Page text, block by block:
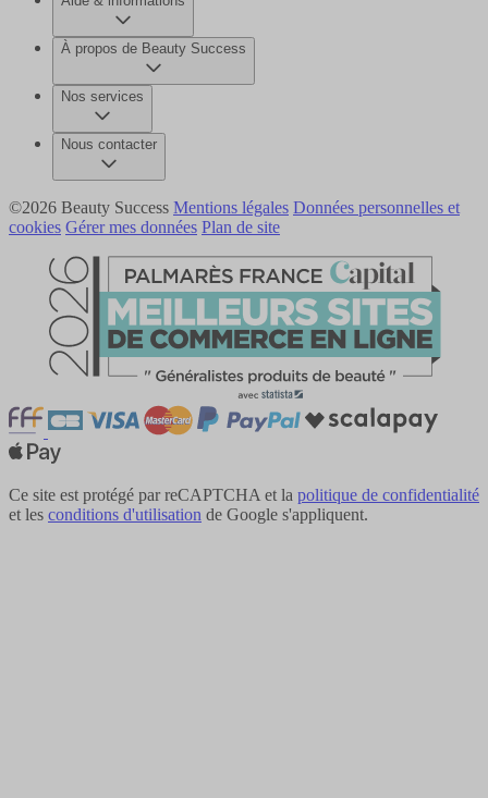
À propos de Beauty Success
Nos services
Nous contacter
©2026 Beauty Success Mentions légales Données personnelles et
cookies Gérer mes données Plan de site
Ce site est protégé par reCAPTCHA et la politique de confidentialité
et les conditions d'utilisation de Google s'appliquent.